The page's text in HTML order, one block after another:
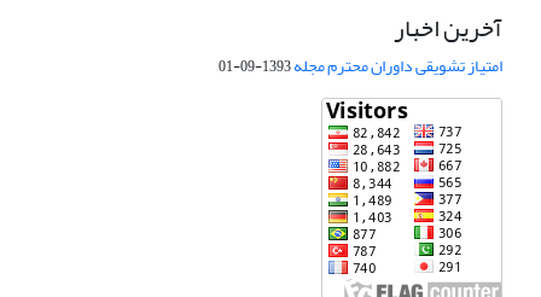
آخرین اخبار
امتیاز تشویقی داوران محترم مجله1393-09-01